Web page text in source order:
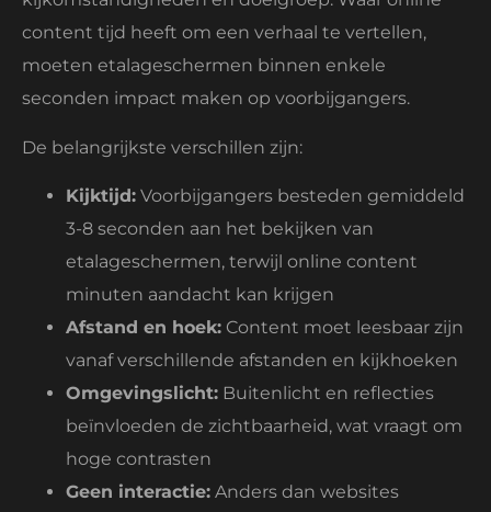
content tijd heeft om een verhaal te vertellen,
moeten etalageschermen binnen enkele
seconden impact maken op voorbijgangers.
De belangrijkste verschillen zijn:
Kijktijd: Voorbijgangers besteden gemiddeld
3-8 seconden aan het bekijken van
etalageschermen, terwijl online content
minuten aandacht kan krijgen
Afstand en hoek: Content moet leesbaar zijn
vanaf verschillende afstanden en kijkhoeken
Omgevingslicht: Buitenlicht en reflecties
beïnvloeden de zichtbaarheid, wat vraagt om
hoge contrasten
Geen interactie: Anders dan websites